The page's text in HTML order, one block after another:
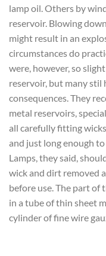
lamp oil. Others by
reservoir. Blowing
might result in an
circumstances do
were, however, so
reservoir, but many stil
consequences. They
metal reservoirs,
all carefully fitting
and just long enough
Lamps, they said,
wick and dirt removed
before use. The part of
in a tube of thin sheet
cylinder of fine wire